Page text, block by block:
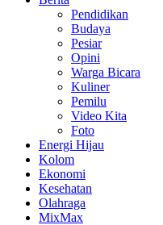
Pendidikan
Budaya
Pesiar
Opini
Warga Bicara
Kuliner
Pemilu
Video Kita
Foto
Energi Hijau
Kolom
Ekonomi
Kesehatan
Olahraga
MixMax